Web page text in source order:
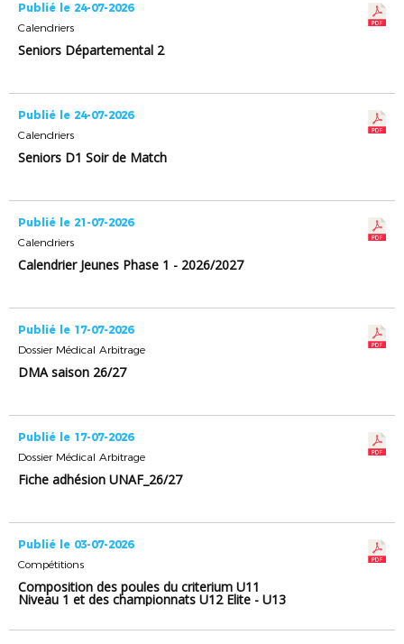
Publié le 24-07-2026
Calendriers
Seniors Départemental 2
Publié le 24-07-2026
Calendriers
Seniors D1 Soir de Match
Publié le 21-07-2026
Calendriers
Calendrier Jeunes Phase 1 - 2026/2027
Publié le 17-07-2026
Dossier Médical Arbitrage
DMA saison 26/27
Publié le 17-07-2026
Dossier Médical Arbitrage
Fiche adhésion UNAF_26/27
Publié le 03-07-2026
Compétitions
Composition des poules du criterium U11
Niveau 1 et des championnats U12 Elite - U13